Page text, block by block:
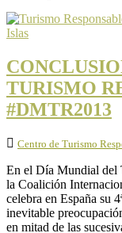
Islas
TURISMO
#DMTR2013
Centro de Turismo
En el Día Mundial del
la Coalición
celebra en España su
inevitable
en mitad de las